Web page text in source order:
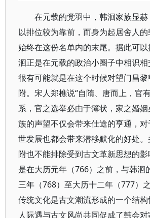
在元载的党羽中，韩洄家族显
以排位较为靠前，而身为起居舍人的
始终在这份名单内的末尾。据此可
洄正是在元载的政治小圈子中相识
很有可能就是在这个时候对望门昌
附。宋人郑樵说“自隋、唐而上，官
系，官之选举必由于簿状，家之婚
族的声望不仅会带来仕途的亨通，
世发展也都会带来潜移默化的好处
附也不能排除受到古文革新思想的
是在大历元年（766）之前，与韩洄
三年（768）至大历十二年（777）
传统文化是古文潮流形成的一个结构
人际遇与古文风尚共同促成了韩会